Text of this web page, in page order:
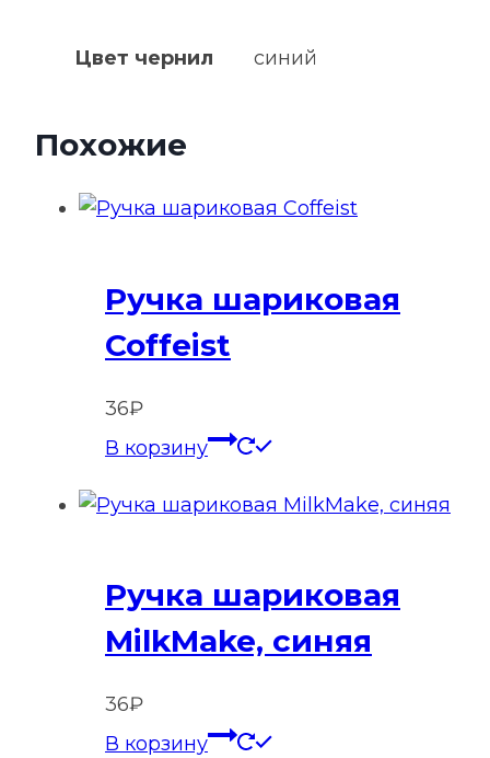
Цвет чернил синий
Похожие
Ручка шариковая
Coffeist
36₽
В корзину
Ручка шариковая
MilkMake, синяя
36₽
В корзину